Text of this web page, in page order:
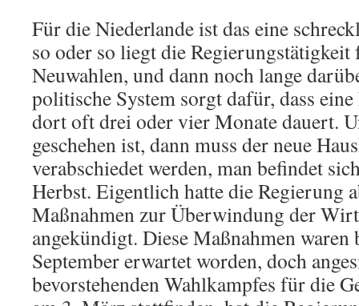
Für die Niederlande ist das eine
so oder so liegt die Regierungstätigkeit
Neuwahlen, und dann noch lange
politische System sorgt dafür, dass
dort oft drei oder vier Monate dauert.
geschehen ist, dann muss der neue
verabschiedet werden, man befindet
Herbst. Eigentlich hatte die Regierung
Maßnahmen zur Überwindung der
angekündigt. Diese Maßnahmen
September erwartet worden, doch
bevorstehenden Wahlkampfes für die